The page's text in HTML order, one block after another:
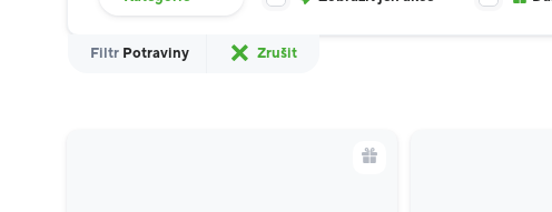
O nás
Filtr Potraviny Zrušit